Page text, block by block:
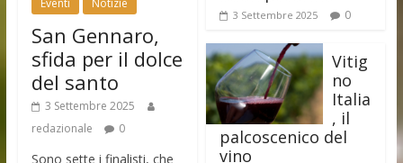
San Gennaro,
sfida per il dolce
del santo
3 Settembre 2025
redazionale
0
Sono sette i finalisti, che
3 Settembre 2025 0
Vitig
no
Italia
, il
palcoscenico del
vino